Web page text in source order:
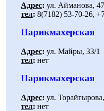
Адрес: ул. Айманова, 47
тел: 8(7182) 53-70-26,
Парикмахерская
Адрес: ул. Майры, 33/1
тел: нет
Парикмахерская
Адрес: ул.
тел: нет